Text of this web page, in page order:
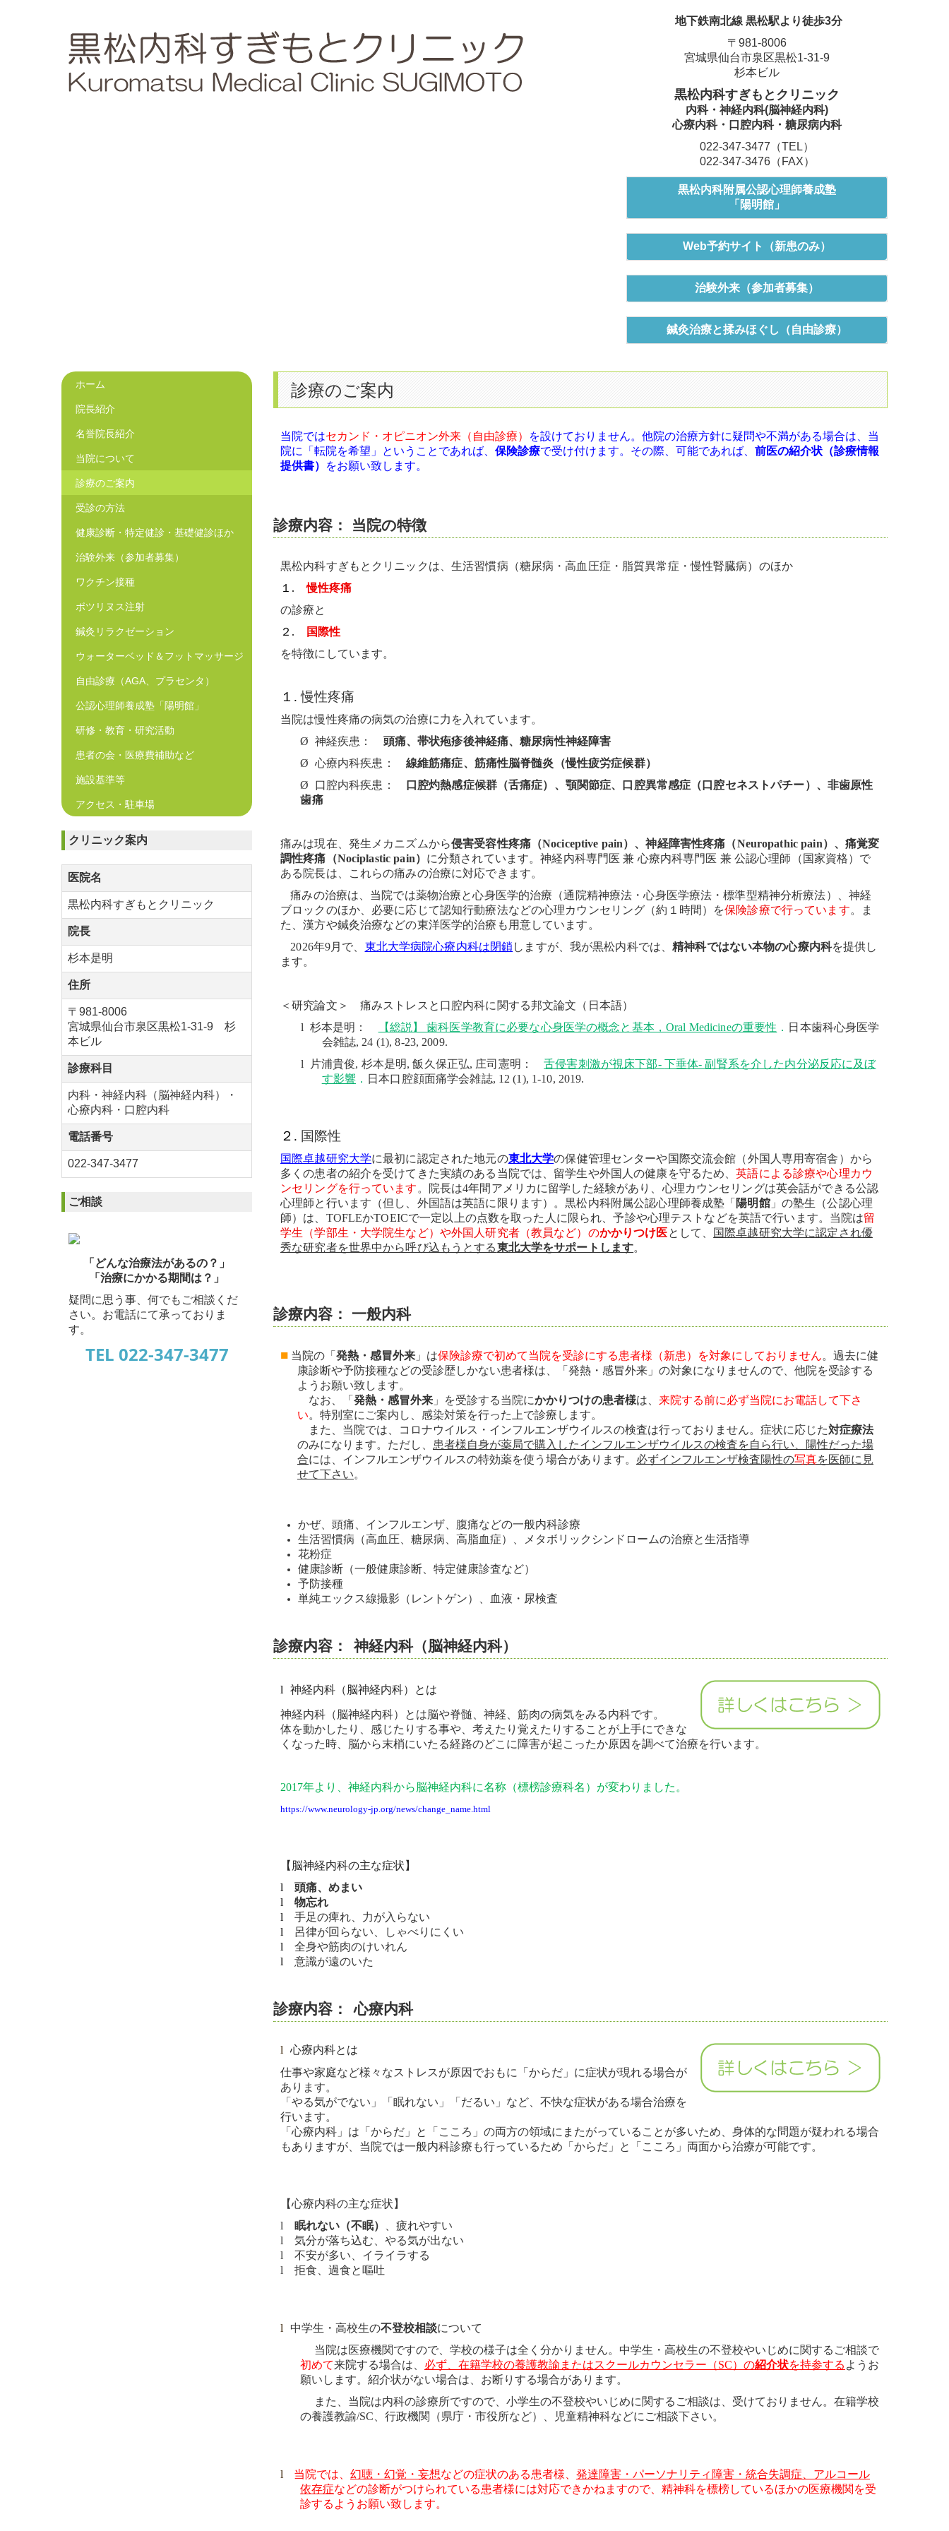
地下鉄南北線 黒松駅より徒歩3分
〒981-8006
宮城県仙台市泉区黒松1-31-9
杉本ビル
黒松内科すぎもとクリニック
内科・神経内科(脳神経内科)
心療内科・口腔内科・糖尿病内科
022-347-3477（TEL）
022-347-3476（FAX）
黒松内科附属公認心理師養成塾
「陽明館」
Web予約サイト（新患のみ）
治験外来（参加者募集）
鍼灸治療と揉みほぐし（自由診療）
ホーム
院長紹介
名誉院長紹介
当院について
診療のご案内
受診の方法
健康診断・特定健診・基礎健診ほか
治験外来（参加者募集）
ワクチン接種
ボツリヌス注射
鍼灸リラクゼーション
ウォーターベッド＆フットマッサージ
自由診療（AGA、プラセンタ）
公認心理師養成塾「陽明館」
研修・教育・研究活動
患者の会・医療費補助など
施設基準等
アクセス・駐車場
クリニック案内
医院名
黒松内科すぎもとクリニック
院長
杉本是明
住所
〒981-8006
宮城県仙台市泉区黒松1-31-9 杉
本ビル
診療科目
内科・ 神経内科（脳神経内科）
・
心療内科・口腔内科
電話番号
022-347-3477
ご相談
「どんな治療法があるの？」
「治療にかかる期間は？」
疑問に思う事、何でもご相談くだ
さい。お電話にて承っておりま
す。
TEL 022-347-3477
診療のご案内
当院ではセカンド・オピニオン外来（自由診療）
を設けておりません。他院の治療方針に疑問や不満がある場合は、当
院に「転院を希望」ということであれば、 保険診療で受け付けます。その際、可能であれば、 前医の紹介状（診療情報
提供書）
をお願い致します。
診療内容： 当院の特徴
黒松内科すぎもとクリニックは、生活習慣病（糖尿病・高血圧症・脂質異常症・慢性腎臓病）のほか
１.
慢性疼痛
の診療と
２.
国際性
を特徴にしています。
１. 慢性疼痛
当院は慢性疼痛の病気の治療に力を入れています。
Ø 神経疾患： 頭痛、帯状疱疹後神経痛、糖尿病性神経障害
Ø 心療内科疾患： 線維筋痛症、筋痛性脳脊髄炎（慢性疲労症候群）
Ø
口腔内科疾患：
口腔灼熱感症候群（舌痛症）、顎関節症、口腔異常感症（口腔セネストパチー）、非歯原性
歯痛
痛みは現在、発生メカニズムから侵害受容性疼痛（Nociceptive pain）、神経障害性疼痛（Neuropathic pain）、痛覚変
調性疼痛（Nociplastic pain） に分類されています。神経内科専門医 兼 心療内科専門医 兼 公認心理師（国家資格）で
ある院長は、これらの痛みの治療に対応できます。
痛みの治療は、当院では薬物治療と心身医学的治療（通院精神療法・心身医学療法・標準型精神分析療法）、神経
ブロックのほか、必要に応じて認知行動療法などの心理カウンセリング（約１時間）を保険診療で行っています。ま
た、漢方や鍼灸治療などの東洋医学的治療も用意しています。
2026年9月で、 東北大学病院心療内科は閉鎖 しますが、我が黒松内科では、精神科ではない本物の心療内科を提供し
ます。
＜研究論文＞ 痛みストレスと口腔内科に関する邦文論文（日本語）
l 杉本是明： 【総説】 歯科医学教育に必要な心身医学の概念と基本，Oral Medicineの重要性 ． 日本歯科心身医学
会雑誌, 24 (1), 8-23, 2009.
l
片浦貴俊, 杉本是明,飯久保正弘, 庄司憲明：舌侵害刺激が視床下部- 下垂体-副腎系を介した内分泌反応に及ぼ
す影響 ． 日本口腔顔面痛学会雑誌, 12 (1), 1-10, 2019.
２. 国際性
国際卓越研究大学に最初に認定された地元の東北大学の保健管理センターや国際交流会館（外国人専用寄宿舎）から
多くの患者の紹介を受けてきた実績のある当院では、留学生や外国人の健康を守るため、英語による診療や心理カウ
ンセリングを行っています 。院長は4年間アメリカに留学した経験があり、心理カウンセリングは英会話ができる公認
心理師と行います（但し、外国語は英語に限ります）。黒松内科附属公認心理師養成塾「 陽明館」の塾生（公認心理
師）は、 TOFLEかTOEICで一定以上の点数を取った人に限られ、予診や心理テストなどを英語で行います。当院は留
学生（学部生・大学院生など）や外国人研究者（教員など）のかかりつけ医として、
国際卓越研究大学に認定され優
秀な研究者を世界中から呼び込もうとする東北大学をサポートします。
診療内容： 一般内科
■ 当院の「 発熱・感冒外来 」は保険診療で初めて当院を受診にする患者様（新患）を対象にしておりません。過去に健
康診断や予防接種などの受診歴しかない患者様は、「発熱・感冒外来」の対象になりませんので、他院を受診する
ようお願い致します。
なお、「 発熱・感冒外来 」を受診する当院にかかりつけの患者様は、 来院する前に必ず当院にお電話して下さ
い。特別室にご案内し、感染対策を行った上で診療します。
また、当院では、コロナウイルス・インフルエンザウイルスの検査は行っておりません。症状に応じた対症療法
のみになります。ただし、 患者様自身が薬局で購入したインフルエンザウイルスの検査を自ら行い、陽性だった場
合には、インフルエンザウイルスの特効薬を使う場合があります。 必ずインフルエンザ検査陽性の写真を医師に見
せて下さい。
かぜ、頭痛、インフルエンザ、腹痛などの一般内科診療
生活習慣病（高血圧、糖尿病、高脂血症）、メタボリックシンドロームの治療と生活指導
花粉症
健康診断（一般健康診断、特定健康診査など）
予防接種
単純エックス線撮影（レントゲン）、血液・尿検査
診療内容： 神経内科（脳神経内科）
l 神経内科（脳神経内科）とは
神経内科（脳神経内科）とは脳や脊髄、神経、筋肉の病気をみる内科です。
体を動かしたり、感じたりする事や、考えたり覚えたりすることが上手にできな
くなった時、脳から末梢にいたる経路のどこに障害が起こったか原因を調べて治療を行います。
2017年より、神経内科から脳神経内科に名称（標榜診療科名）が変わりました。
https://www.neurology-jp.org/news/change_name.html
【脳神経内科の主な症状】
l
頭痛、 めまい
l
物忘れ
l
⼿⾜の痺れ、⼒が⼊らない
l
呂律が回らない、しゃべりにくい
l
全⾝や筋⾁のけいれん
l
意識が遠のいた
診療内容： 心療内科
l
心療内科とは
仕事や家庭など様々なストレスが原因でおもに「からだ」に症状が現れる場合が
あります。
「やる気がでない」「眠れない」「だるい」など、不快な症状がある場合治療を
行います。
「心療内科」は「からだ」と「こころ」の両方の領域にまたがっていることが多いため、身体的な問題が疑われる場合
もありますが、当院では一般内科診療も行っているため「からだ」と「こころ」両面から治療が可能です。
【⼼療内科の主な症状】
l
眠れない（不眠）
、疲れやすい
l
気分が落ち込む、やる気が出ない
l
不安が多い、イライラする
l
拒⾷、過⾷と嘔吐
l 中学生・高校生の不登校相談について
当院は医療機関ですので、学校の様⼦は全く分かりません。中学⽣・⾼校⽣の不登校やいじめに関するご相談で
初めて来院する場合は、 必ず、在籍学校の養護教諭またはスクールカウンセラー（SC）の紹介状を持参する ようお
願いします。紹介状がない場合は、お断りする場合があります。
また、当院は内科の診療所ですので、⼩学⽣の不登校やいじめに関するご相談は、受けておりません。在籍学校
の養護教諭/SC、 ⾏政機関（県庁・市役所など）、児童精神科などにご相談下さい。
l 当院では、 幻聴・幻覚・妄想などの症状のある患者様、 発達障害・パーソナリティ障害・統合失調症、アルコール
依存症などの診断がつけられている患者様には対応できかねますので、精神科を標榜しているほかの医療機関を受
診するようお願い致します。